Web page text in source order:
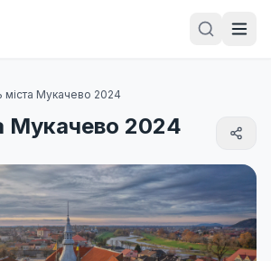
міста Мукачево 2024
Мукачево 2024